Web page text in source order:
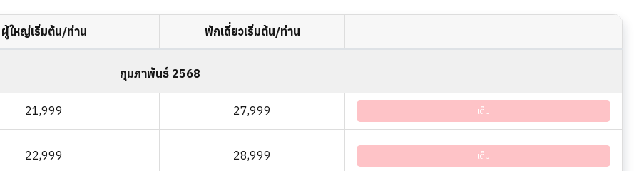
ผู้ใหญ่เริ่มต้น/ท่าน พักเดี่ยวเริ่มต้น/ท่าน
กุมภาพันธ์ 2568
21,999 27,999 เต็ม
22,999 28,999 เต็ม